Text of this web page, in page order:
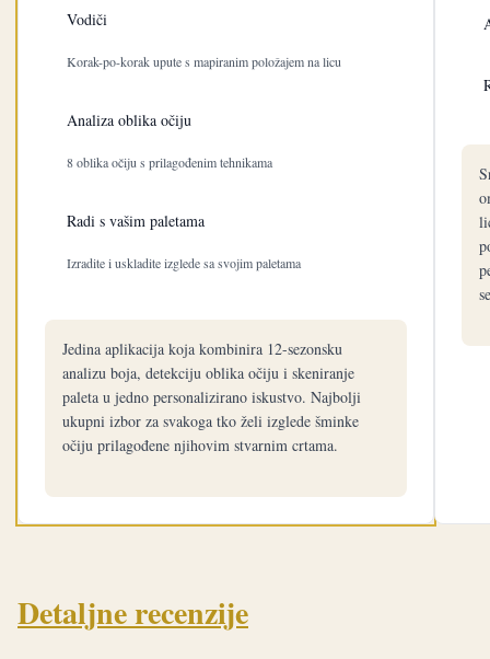
Vodiči
Korak-po-korak upute s mapiranim položajem na licu
Analiza oblika očiju
8 oblika očiju s prilagođenim tehnikama
Radi s vašim paletama
Izradite i uskladite izglede sa svojim paletama
Jedina aplikacija koja kombinira 12-sezonsku
analizu boja, detekciju oblika očiju i skeniranje
paleta u jedno personalizirano iskustvo. Najbolji
ukupni izbor za svakoga tko želi izglede šminke
očiju prilagođene njihovim stvarnim crtama.
Detaljne recenzije